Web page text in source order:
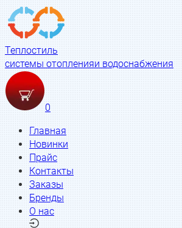
Теплостиль
системы отопленияи водоснабжения
0
Главная
Новинки
Прайс
Контакты
Заказы
Бренды
О нас